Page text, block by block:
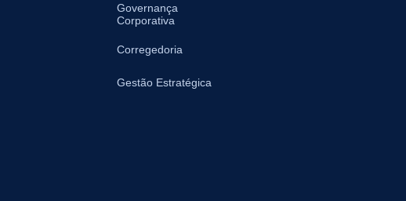
Governança
Corporativa
Corregedoria
Gestão Estratégica